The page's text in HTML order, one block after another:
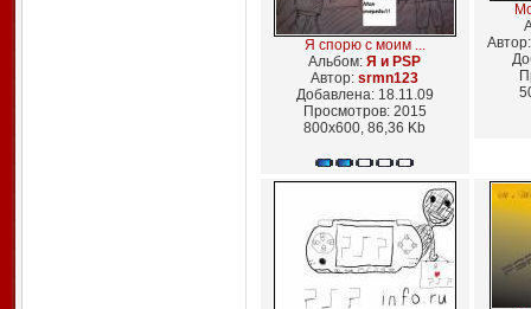
Я спорю с моим ...
Альбом: Я и PSP
Автор: srmn123
Добавлена: 18.11.09
Просмотров: 2015
800x600, 86,36 Kb